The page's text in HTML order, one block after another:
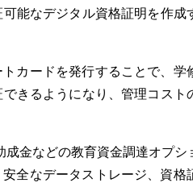
能なデジタル資格証明を作成
カードを発行することで、学
きるようになり、管理コスト
金などの教育資金調達オプシ
全なデータストレージ、資格